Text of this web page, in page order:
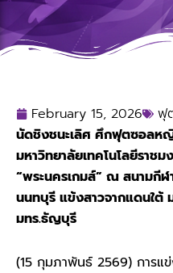
February 15, 2026
ฟุ
นัดชิงชนะเลิศ ศึกฟุตซอลห
มหาวิทยาลัยเทคโนโลยีราช
“พระนครเกมส์” ณ สนามกี
นนทบุรี แข้งสาวจากแดนใต้
มทร.ธัญบุรี
(15 กุมภาพันธ์ 2569) การ